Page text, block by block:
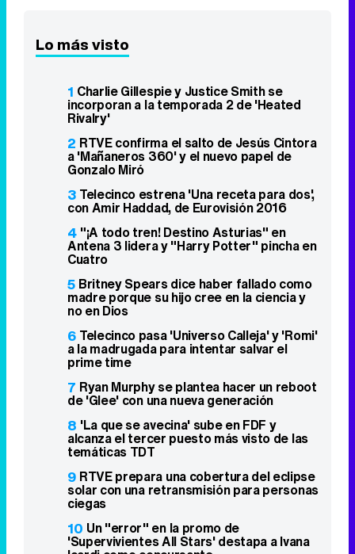
Lo más visto
1 Charlie Gillespie y Justice Smith se
incorporan a la temporada 2 de 'Heated
Rivalry'
2 RTVE confirma el salto de Jesús Cintora
a 'Mañaneros 360' y el nuevo papel de
Gonzalo Miró
3 Telecinco estrena 'Una receta para dos',
con Amir Haddad, de Eurovisión 2016
4 "¡A todo tren! Destino Asturias" en
Antena 3 lidera y "Harry Potter" pincha en
Cuatro
5 Britney Spears dice haber fallado como
madre porque su hijo cree en la ciencia y
no en Dios
6 Telecinco pasa 'Universo Calleja' y 'Romi'
a la madrugada para intentar salvar el
prime time
7 Ryan Murphy se plantea hacer un reboot
de 'Glee' con una nueva generación
8 'La que se avecina' sube en FDF y
alcanza el tercer puesto más visto de las
temáticas TDT
9 RTVE prepara una cobertura del eclipse
solar con una retransmisión para personas
ciegas
10 Un "error" en la promo de
'Supervivientes All Stars' destapa a Ivana